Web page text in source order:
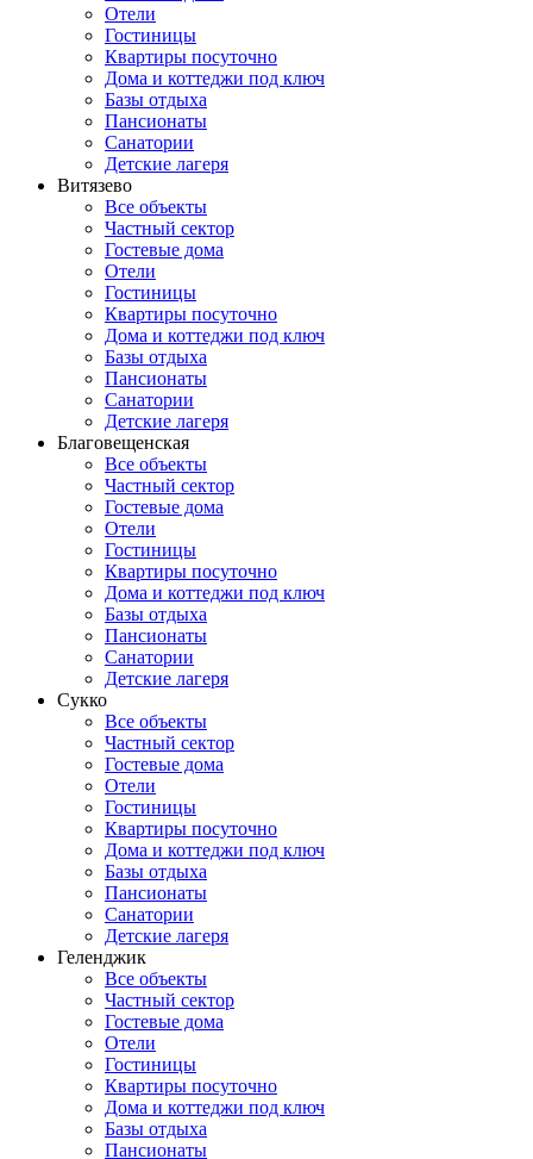
Отели
Гостиницы
Квартиры посуточно
Дома и коттеджи под ключ
Базы отдыха
Пансионаты
Санатории
Детские лагеря
Витязево
Все объекты
Частный сектор
Гостевые дома
Отели
Гостиницы
Квартиры посуточно
Дома и коттеджи под ключ
Базы отдыха
Пансионаты
Санатории
Детские лагеря
Благовещенская
Все объекты
Частный сектор
Гостевые дома
Отели
Гостиницы
Квартиры посуточно
Дома и коттеджи под ключ
Базы отдыха
Пансионаты
Санатории
Детские лагеря
Сукко
Все объекты
Частный сектор
Гостевые дома
Отели
Гостиницы
Квартиры посуточно
Дома и коттеджи под ключ
Базы отдыха
Пансионаты
Санатории
Детские лагеря
Геленджик
Все объекты
Частный сектор
Гостевые дома
Отели
Гостиницы
Квартиры посуточно
Дома и коттеджи под ключ
Базы отдыха
Пансионаты